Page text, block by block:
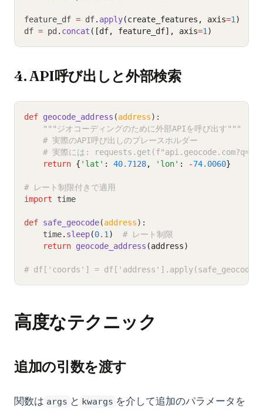
feature_df = df. apply(create_features, axis=1 )
df = pd . concat ([df, feature_df], axis=1 )
4. API呼び出しと外部検索
def geocode_address (address):
"""ジオコーディングのために外部APIを呼び出す"""
# 実際のAPI呼び出しのプレースホルダー
# 実際には:
return { 'lat' : 40.7128, 'lon' : -74.0060}
# レート制限付きで適用
import time
def safe_geocode(address):
    time
. sleep(0.1 )
# レート制限
return geocode_address (address)
# df['coords'] = df['address'].apply(safe_geocode)
高度なテクニック
追加の引数を渡す
関数は args と kwargs を介して追加のパラメータを